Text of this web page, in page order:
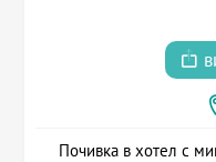
Почивка в хотел с